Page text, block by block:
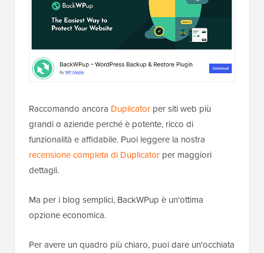
Raccomando ancora Duplicator per siti web più
grandi o aziende perché è potente, ricco di
funzionalità e affidabile. Puoi leggere la nostra
recensione completa di Duplicator per maggiori
dettagli.
Ma per i blog semplici, BackWPup è un'ottima
opzione economica.
Per avere un quadro più chiaro, puoi dare un'occhiata